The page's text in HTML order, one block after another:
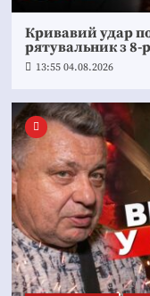
Кривавий удар
рятувальник з
13:55 04.08.2026